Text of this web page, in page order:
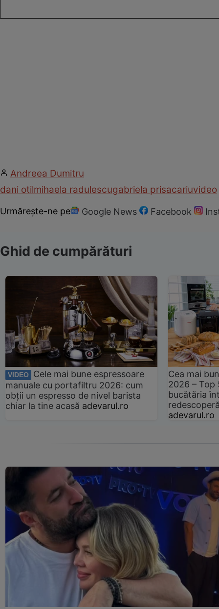
Andreea Dumitru
dani otilmihaela radulescugabriela prisacariuvideo
Urmărește-ne pe Google News Facebook
Ghid de cumpărături
VIDEO
Cele mai bune espressoare
manuale cu portafiltru 2026: cum
obții un espresso de nivel barista
chiar la tine acasă adevarul.ro
Cea mai
2026 –
bucătăria
adevarul.ro